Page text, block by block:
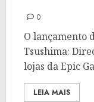
0
O lançamento
Tsushima:
lojas da Epic
LEIA MAIS